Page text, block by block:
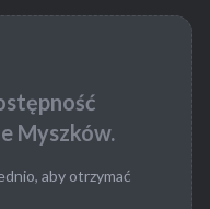
Myszków.
aby otrzymać